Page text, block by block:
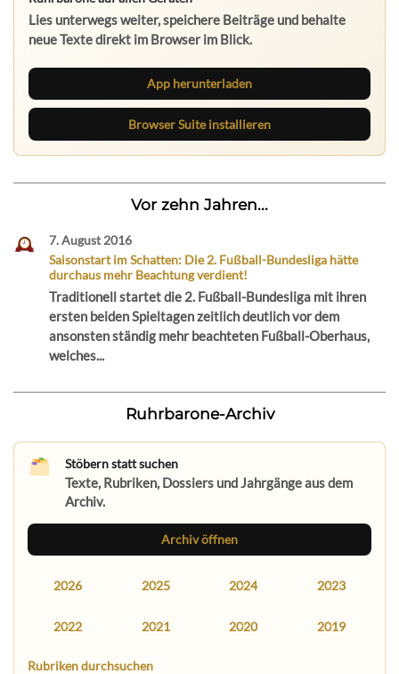
Lies unterwegs weiter, speichere Beiträge und behalte
neue Texte direkt im Browser im Blick.
App herunterladen
Browser Suite installieren
Vor zehn Jahren...
7. August 2016
Saisonstart im Schatten: Die 2. Fußball-Bundesliga hätte
durchaus mehr Beachtung verdient!
Traditionell startet die 2. Fußball-Bundesliga mit ihren
ersten beiden Spieltagen zeitlich deutlich vor dem
ansonsten ständig mehr beachteten Fußball-Oberhaus,
welches...
Ruhrbarone-Archiv
Stöbern statt suchen
Texte, Rubriken, Dossiers und Jahrgänge aus dem
Archiv.
Archiv öffnen
2026 2025 2024 2023
2022 2021 2020 2019
Rubriken durchsuchen